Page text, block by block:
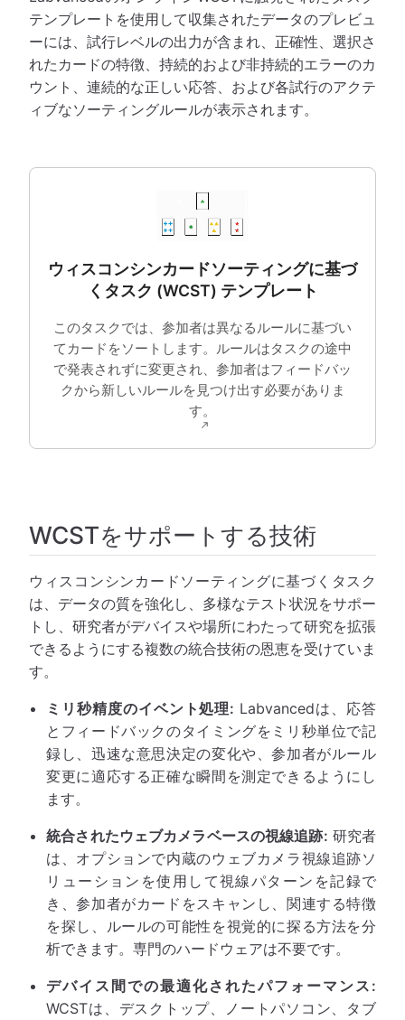
テンプレートを使用して収集されたデータのプレビュ
ーには、試行レベルの出力が含まれ、正確性、選択さ
れたカードの特徴、持続的および非持続的エラーのカ
ウント、連続的な正しい応答、および各試行のアクテ
ィブなソーティングルールが表示されます。
ウィスコンシンカードソーティングに基づ
くタスク (WCST) テンプレート
このタスクでは、参加者は異なるルールに基づい
てカードをソートします。ルールはタスクの途中
で発表されずに変更され、参加者はフィードバッ
クから新しいルールを見つけ出す必要がありま
す。
WCSTをサポートする技術
ウィスコンシンカードソーティングに基づくタスク
は、データの質を強化し、多様なテスト状況をサポー
トし、研究者がデバイスや場所にわたって研究を拡張
できるようにする複数の統合技術の恩恵を受けていま
す。
ミリ秒精度のイベント処理: Labvancedは、応答
とフィードバックのタイミングをミリ秒単位で記
録し、迅速な意思決定の変化や、参加者がルール
変更に適応する正確な瞬間を測定できるようにし
ます。
統合されたウェブカメラベースの視線追跡: 研究者
は、オプションで内蔵のウェブカメラ視線追跡ソ
リューションを使用して視線パターンを記録で
き、参加者がカードをスキャンし、関連する特徴
を探し、ルールの可能性を視覚的に探る方法を分
析できます。専門のハードウェアは不要です。
デバイス間での最適化されたパフォーマンス:
WCSTは、デスクトップ、ノートパソコン、タブ